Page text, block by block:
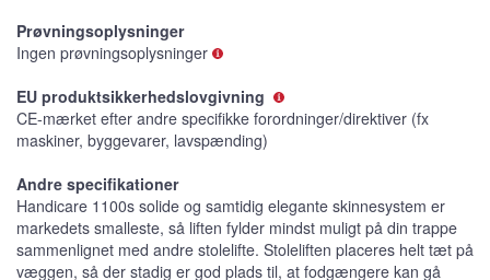
Prøvningsoplysninger
Ingen prøvningsoplysninger
EU produktsikkerhedslovgivning
CE-mærket efter andre specifikke forordninger/direktiver (fx
maskiner, byggevarer, lavspænding)
Andre specifikationer
Handicare 1100s solide og samtidig elegante skinnesystem er
markedets smalleste, så liften fylder mindst muligt på din trappe
sammenlignet med andre stolelifte. Stoleliften placeres helt tæt på
væggen, så der stadig er god plads til, at fodgængere kan gå